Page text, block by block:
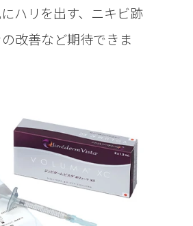
ハリを出す、ニキビ跡
改善など期待できま